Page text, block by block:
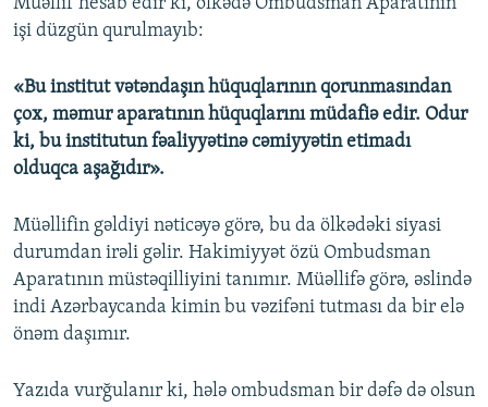
işi düzgün qurulmayıb:
«Bu institut vətəndaşın hüquqlarının qorunmasından
çox, məmur aparatının hüquqlarını müdafiə edir. Odur
ki, bu institutun fəaliyyətinə cəmiyyətin etimadı
olduqca aşağıdır».
Müəllifin gəldiyi nəticəyə görə, bu da ölkədəki siyasi
durumdan irəli gəlir. Hakimiyyət özü Ombudsman
Aparatının müstəqilliyini tanımır. Müəllifə görə, əslində
indi Azərbaycanda kimin bu vəzifəni tutması da bir elə
önəm daşımır.
Yazıda vurğulanır ki, hələ ombudsman bir dəfə də olsun